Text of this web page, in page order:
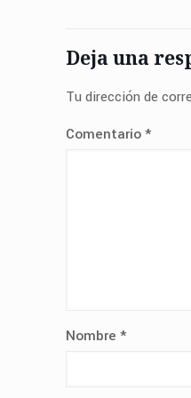
Deja una
Tu dirección de
Comentario*
Nombre *